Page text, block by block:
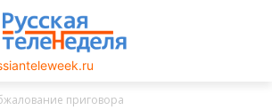
приговора